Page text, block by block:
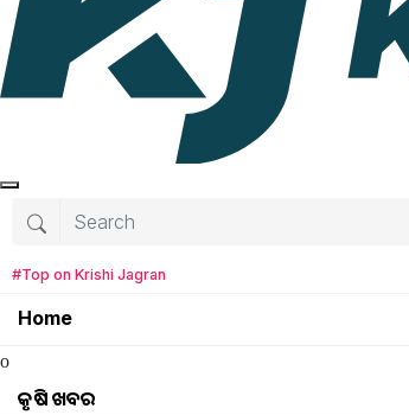
#Top on Krishi Jagran
Home
o
କୃଷି ଖବର
ମତ୍ସ୍ୟ ଓ ପଶୁ ପାଳନ
ମାଛ ଚାଷୀଙ୍କ
ଖବର...
ଏବେ ଦେଶରେ ଆରମ୍ଭ ହୋଇଯାଇଛି